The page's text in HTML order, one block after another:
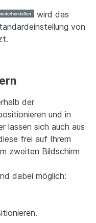
wird das
von
der
und in
lassen sich auch aus
frei auf Ihrem
zweiten Bildschirm
dabei möglich: